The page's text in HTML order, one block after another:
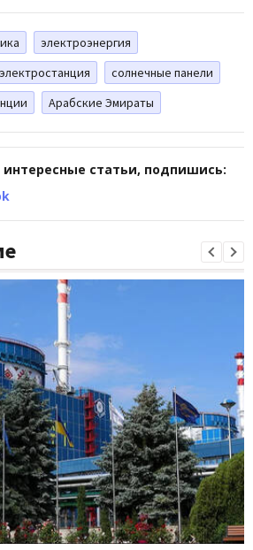
электроэнергия
электростанция
солнечные панели
Арабские Эмираты
интересные статьи, подпишись: